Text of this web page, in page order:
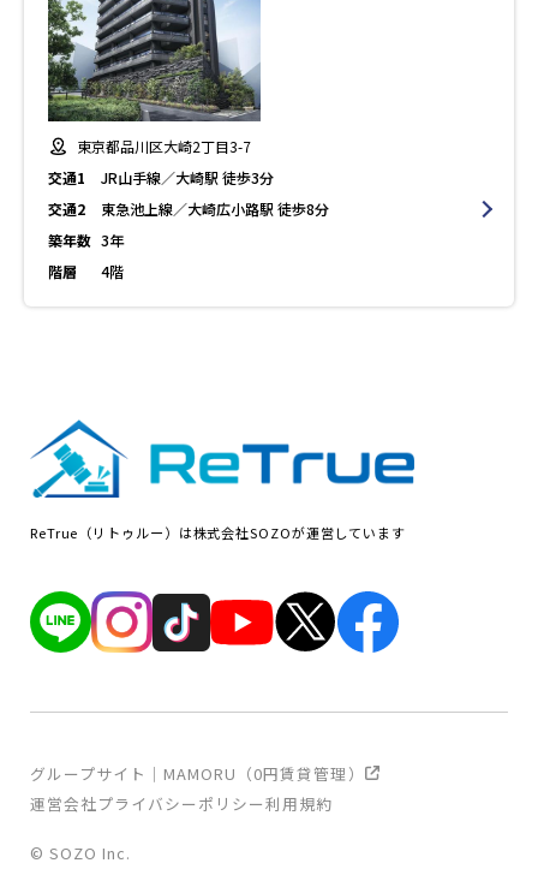
東京都品川区大崎2丁目3-7
交通1
JR山手線／大崎駅 徒歩3分
交通2
東急池上線／大崎広小路駅 徒歩8分
築年数 3年
階層
4階
ReTrue（リトゥルー）は株式会社SOZOが運営しています
運営会社プライバシーポリシー利用規約
グループサイト｜MAMORU（0円賃貸管理）
© SOZO Inc.